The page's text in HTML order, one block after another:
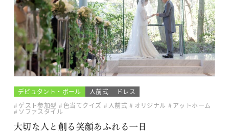
デビュタント・ボール 人前式
ドレス
ゲスト参加型
色当てクイズ 人前式 オリジナル アットホーム
ソファスタイル
大切な人と創る笑顔あふれる一日